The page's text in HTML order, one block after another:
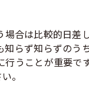
合は比較的日差
らず知らずのう
うことが重要で
。